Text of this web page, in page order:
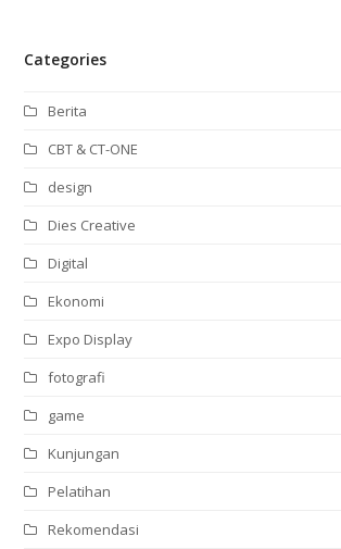
Categories
Berita
CBT & CT-ONE
design
Dies Creative
Digital
Ekonomi
Expo Display
fotografi
game
Kunjungan
Pelatihan
Rekomendasi